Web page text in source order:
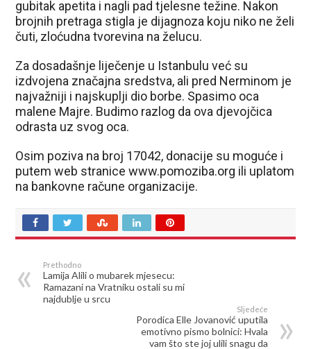
gubitak apetita i nagli pad tjelesne težine. Nakon
brojnih pretraga stigla je dijagnoza koju niko ne želi
čuti, zloćudna tvorevina na želucu.
Za dosadašnje liječenje u Istanbulu već su
izdvojena značajna sredstva, ali pred Nerminom je
najvažniji i najskuplji dio borbe. Spasimo oca
malene Majre. Budimo razlog da ova djevojčica
odrasta uz svog oca.
Osim poziva na broj 17042, donacije su moguće i
putem web stranice www.pomoziba.org ili uplatom
na bankovne račune organizacije.
Prethodno
Lamija Alili o mubarek mjesecu:
Ramazani na Vratniku ostali su mi
najdublje u srcu
Sljedeće
Porodica Elle Jovanović uputila
emotivno pismo bolnici: Hvala
vam što ste joj ulili snagu da